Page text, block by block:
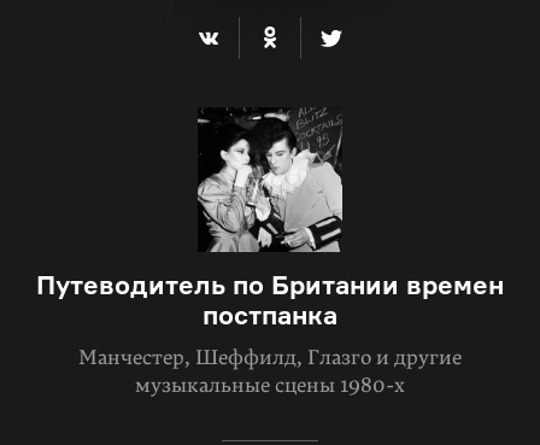
Путеводитель по Британии времен
постпанка
Манчестер, Шеффилд, Глазго и другие
музыкальные сцены 1980-х